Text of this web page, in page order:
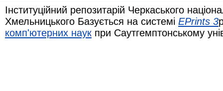
Інституційний репозитарій Черкаського
Хмельницького Базується на системі EPrints 3
комп'ютерних наук при Саутгемптонському